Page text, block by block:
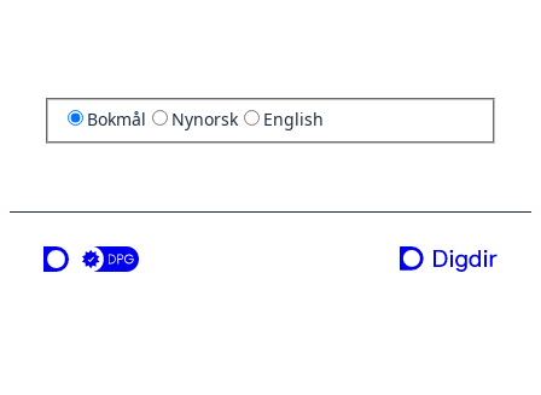
Bokmål Nynorsk English